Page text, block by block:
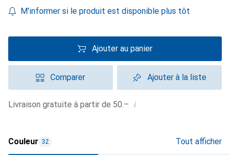
M'informer si le produit est disponible plus tôt
Ajouter au panier
Comparer Ajouter à la liste
Livraison gratuite à partir de 50.– i
Couleur 32 Tout afficher